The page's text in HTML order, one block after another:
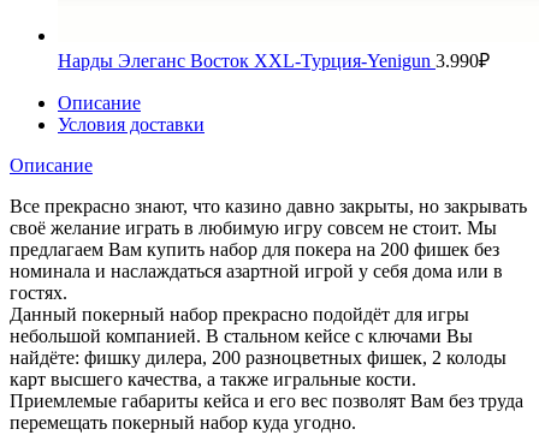
Нарды Элеганс Восток XXL-Турция-Yenigun 3.990₽
Описание
Условия доставки
Описание
Все прекрасно знают, что казино давно закрыты, но закрывать
своё желание играть в любимую игру совсем не стоит. Мы
предлагаем Вам купить набор для покера на 200 фишек без
номинала и наслаждаться азартной игрой у себя дома или в
гостях.
Данный покерный набор прекрасно подойдёт для игры
небольшой компанией. В стальном кейсе с ключами Вы
найдёте: фишку дилера, 200 разноцветных фишек, 2 колоды
карт высшего качества, а также игральные кости.
Приемлемые габариты кейса и его вес позволят Вам без труда
перемещать покерный набор куда угодно.